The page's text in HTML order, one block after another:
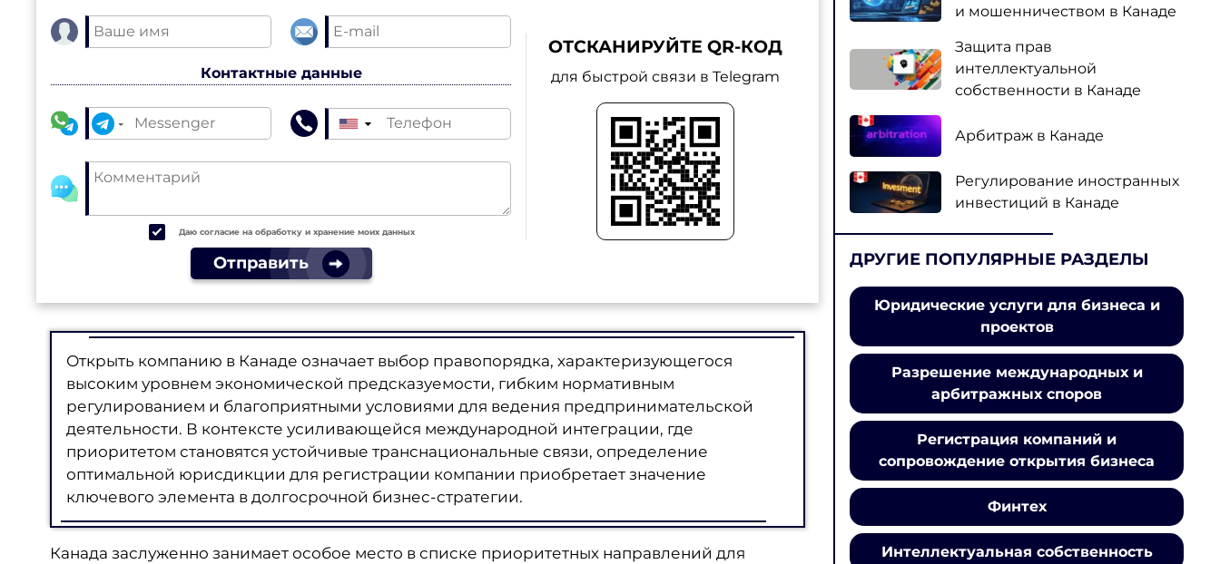
Контактные данные
▼
Даю согласие на обработку и хранение моих данных
Отправить
ОТСКАНИРУЙТЕ QR-КОД
для быстрой связи в Telegram
Открыть компанию в Канаде означает выбор правопорядка, характеризующегося
высоким уровнем экономической предсказуемости, гибким нормативным
регулированием и благоприятными условиями для ведения предпринимательской
деятельности. В контексте усиливающейся международной интеграции, где
приоритетом становятся устойчивые транснациональные связи, определение
оптимальной юрисдикции для регистрации компании приобретает значение
ключевого элемента в долгосрочной бизнес-стратегии.
Канада заслуженно занимает особое место в списке приоритетных направлений для
и мошенничеством в Канаде
Защита прав
интеллектуальной
собственности в Канаде
Арбитраж в Канаде
Регулирование иностранных
инвестиций в Канаде
ДРУГИЕ ПОПУЛЯРНЫЕ РАЗДЕЛЫ
Юридические услуги для бизнеса и
проектов
Разрешение международных и
арбитражных споров
Регистрация компаний и
сопровождение открытия бизнеса
Финтех
Интеллектуальная собственность